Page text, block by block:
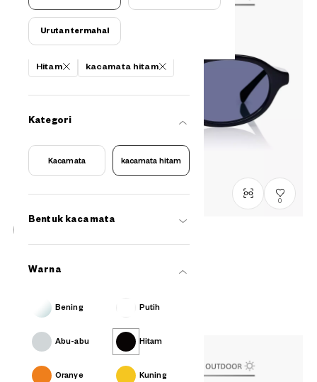
Kriteria filter
Hitam kacamata hitam
Kategori
Kacamata kacamata hitam
Bentuk kacamata
Warna
Bening Putih
Abu-abu Hitam
Oranye Kuning
Urutan termahal
0